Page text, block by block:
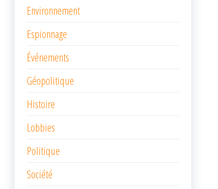
Environnement
Espionnage
Événements
Géopolitique
Histoire
Lobbies
Politique
Société